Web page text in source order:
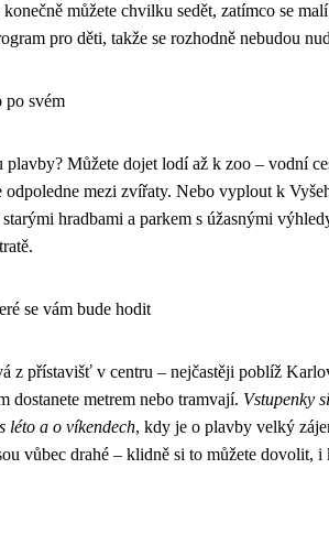
můžete chvilku sedět, zatímco se
pro děti, takže se rozhodně nebudou
po svém
plavby? Můžete dojet lodí až k zoo – vodní
odpoledne mezi zvířaty. Nebo vyplout k
hradbami a parkem s úžasnými
se vám bude hodit
z přístavišť v centru – nejčastěji poblíž
dostanete metrem nebo tramvají. Vstupenky
léto a o víkendech, kdy je o plavby velký
vůbec drahé – klidně si to můžete dovolit, i